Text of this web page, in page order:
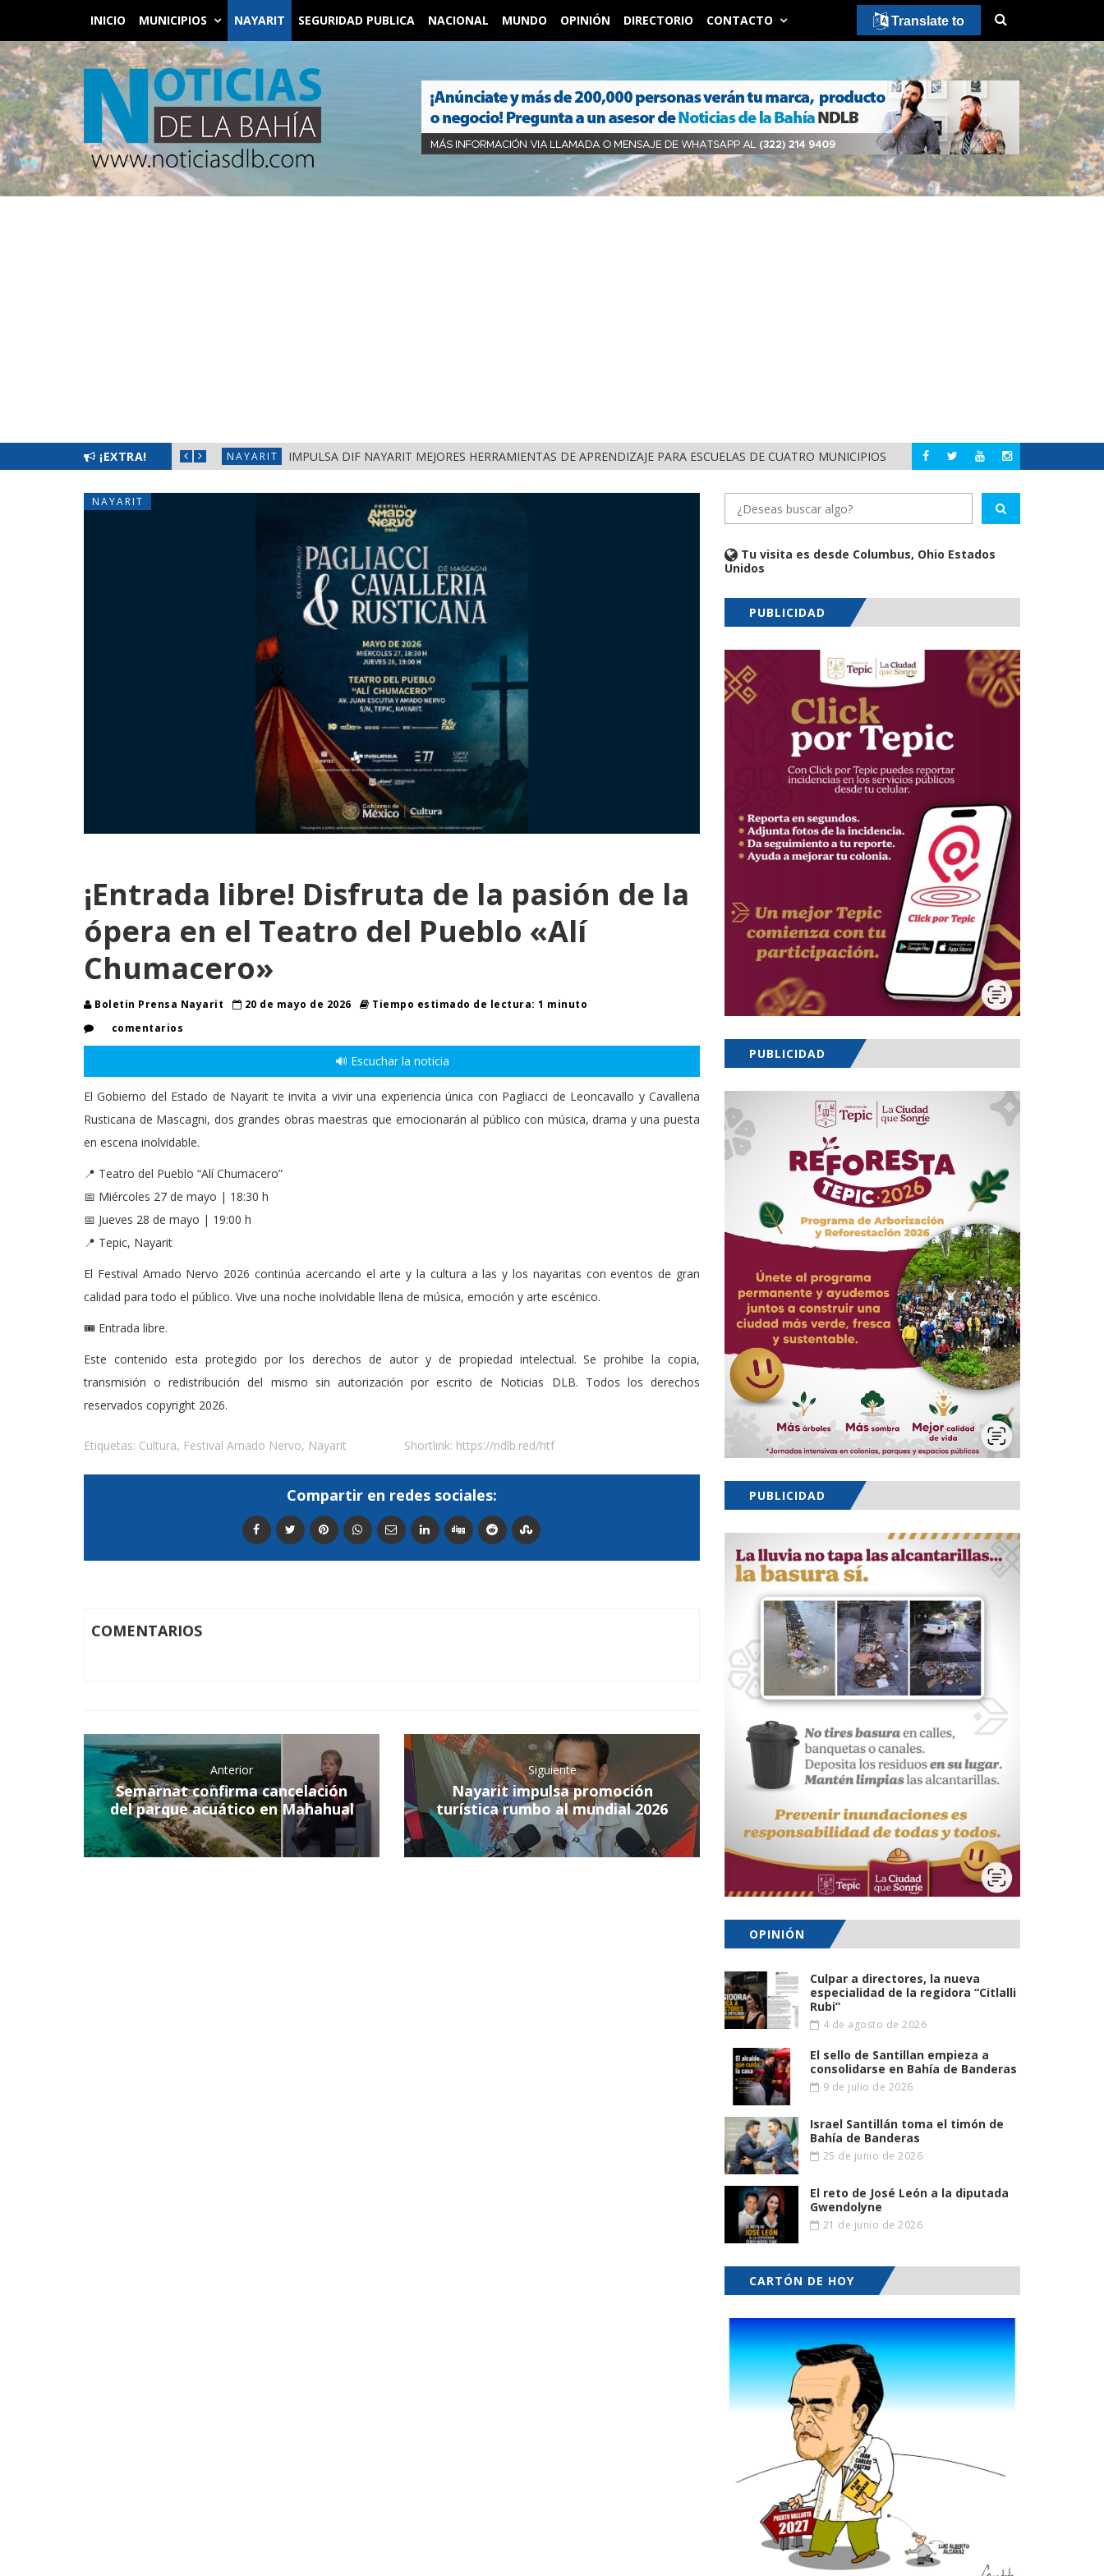
INICIO MUNICIPIOS NAYARIT SEGURIDAD PUBLICA NACIONAL MUNDO OPINIÓN DIRECTORIO CONTACTO
¡EXTRA! NAYARIT IMPULSA DIF NAYARIT MEJORES HERRAMIENTAS DE APRENDIZAJE PARA ESCUELAS DE CUATRO MUNICIPIOS NAYARIT HÉCTOR
NAYARIT
¡Entrada libre! Disfruta de la pasión de la
ópera en el Teatro del Pueblo «Alí
Chumacero»
Boletin Prensa Nayarit 20 de mayo de 2026
Tiempo estimado de lectura: 1 minuto
comentarios
🔊 Escuchar la noticia
El Gobierno del Estado de Nayarit te invita a vivir una experiencia única con Pagliacci de Leoncavallo y Cavalleria
Rusticana de Mascagni, dos grandes obras maestras que emocionarán al público con música, drama y una puesta
en escena inolvidable.
📍 Teatro del Pueblo “Alí Chumacero”
📅 Miércoles 27 de mayo | 18:30 h
📅 Jueves 28 de mayo | 19:00 h
📍 Tepic, Nayarit
El Festival Amado Nervo 2026 continúa acercando el arte y la cultura a las y los nayaritas con eventos de gran
calidad para todo el público. Vive una noche inolvidable llena de música, emoción y arte escénico.
🎟️ Entrada libre.
Este contenido esta protegido por los derechos de autor y de propiedad intelectual. Se prohibe la copia,
transmisión o redistribución del mismo sin autorización por escrito de Noticias DLB. Todos los derechos
reservados copyright 2026.
Etiquetas: Cultura, Festival Amado Nervo, Nayarit Shortlink: https://ndlb.red/htf
Compartir en redes sociales:
COMENTARIOS
Anterior
Semarnat confirma cancelación
del parque acuático en Mahahual
Siguiente
Nayarit impulsa promoción
turística rumbo al mundial 2026
Tu visita es desde Columbus, Ohio Estados
Unidos
PUBLICIDAD
PUBLICIDAD
PUBLICIDAD
OPINIÓN
Culpar a directores, la nueva
especialidad de la regidora “Citlalli
Rubi”
4 de agosto de 2026
El sello de Santillan empieza a
consolidarse en Bahía de Banderas
9 de julio de 2026
Israel Santillán toma el timón de
Bahía de Banderas
25 de junio de 2026
El reto de José León a la diputada
Gwendolyne
21 de junio de 2026
CARTÓN DE HOY
Translate to